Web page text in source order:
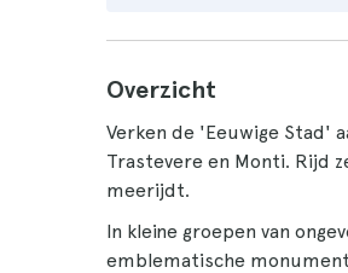
Overzicht
Verken de 'Eeuwige Stad'
Trastevere en Monti. Rijd
meerijdt.
In kleine groepen van
emblematische